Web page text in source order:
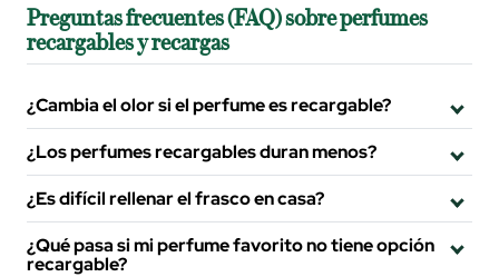
Preguntas frecuentes (FAQ) sobre perfumes
recargables y recargas
¿Cambia el olor si el perfume es recargable?
¿Los perfumes recargables duran menos?
¿Es difícil rellenar el frasco en casa?
¿Qué pasa si mi perfume favorito no tiene opción
recargable?